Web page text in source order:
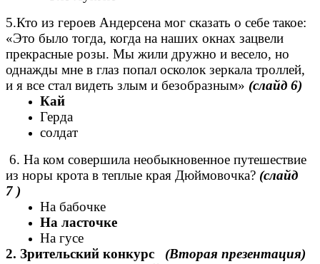
5.Кто из героев Андерсена мог сказать о себе такое:
«Это было тогда, когда на наших окнах зацвели
прекрасные розы. Мы жили дружно и весело, но
однажды мне в глаз попал осколок зеркала троллей,
и я все стал видеть злым и безобразным» (слайд 6)
Кай
Герда
солдат
6. На ком совершила необыкновенное путешествие
из норы крота в теплые края Дюймовочка? (слайд
7 )
На бабочке
На ласточке
На гусе
2. Зрительский конкурс (Вторая презентация)